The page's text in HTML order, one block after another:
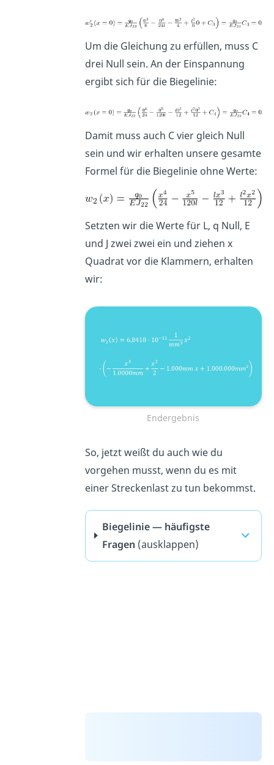
Um die Gleichung zu erfüllen, muss C
drei Null sein. An der Einspannung
ergibt sich für die Biegelinie:
Damit muss auch C vier gleich Null
sein und wir erhalten unsere gesamte
Formel für die Biegelinie ohne Werte:
Setzten wir die Werte für L, q Null, E
und J zwei zwei ein und ziehen x
Quadrat vor die Klammern, erhalten
wir:
Endergebnis
So, jetzt weißt du auch wie du
vorgehen musst, wenn du es mit
einer Streckenlast zu tun bekommst.
Biegelinie — häufigste
Fragen (ausklappen)